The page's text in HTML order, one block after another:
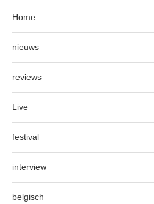
Home
nieuws
reviews
Live
festival
interview
belgisch